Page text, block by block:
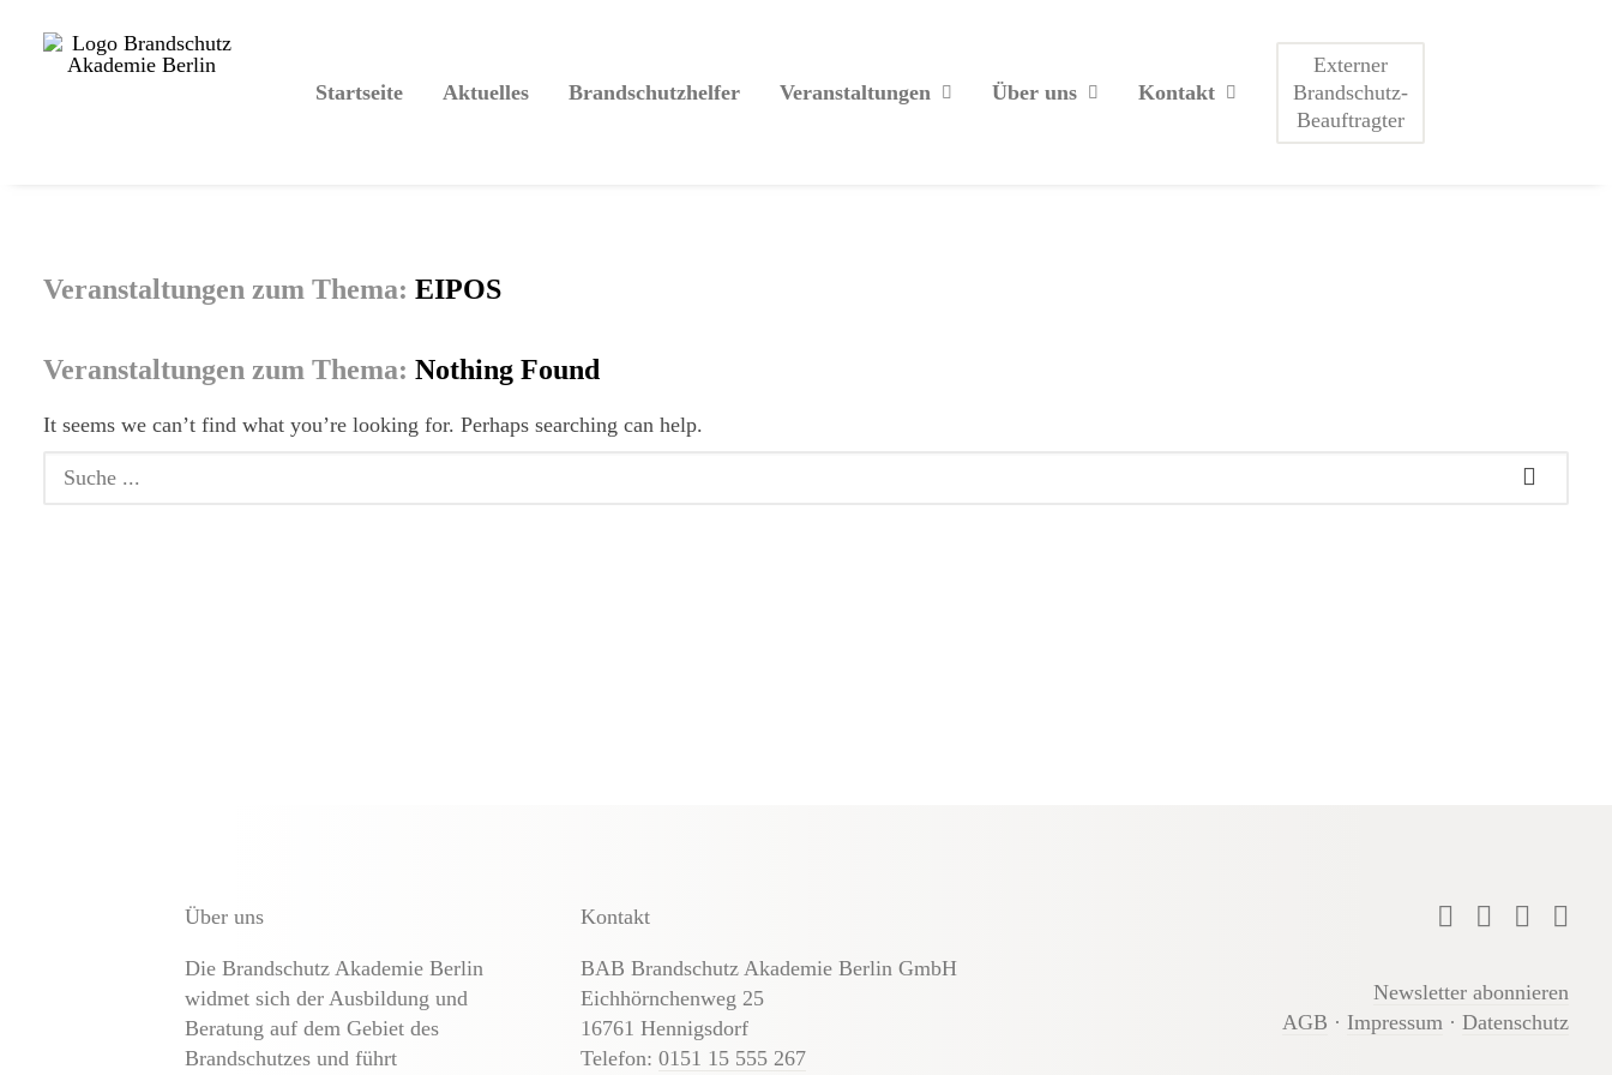
Startseite Aktuelles Brandschutzhelfer Veranstaltungen Über uns Kontakt
Externer
Brandschutz-
Beauftragter
EIPOS
Nothing Found
It seems we can’t find what you’re looking for. Perhaps searching can help.
Über uns
Die Brandschutz Akademie Berlin
widmet sich der Ausbildung und
Beratung auf dem Gebiet des
Brandschutzes und führt
Kontakt
BAB Brandschutz Akademie Berlin GmbH
Eichhörnchenweg 25
16761 Hennigsdorf
Telefon: 0151 15 555 267
Newsletter abonnieren
AGB · Impressum · Datenschutz